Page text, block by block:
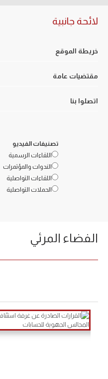
لائحة جانبية
خريطة الموقع
مقتضيات عامة
اتصلوا بنا
تصنيفات الفيديو
اللقاءات الرسمية
الندوات والمؤتمرات
اللقاءات التواصلية
الحملات التواصلية
الفضاء المرئي